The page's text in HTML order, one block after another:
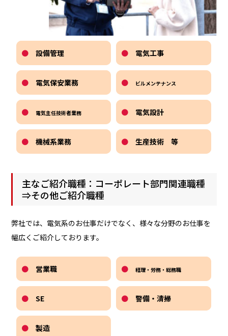
●設備管理 ● 電気工事
● 電気保安業務 ● ビルメンテナンス
● 電気主任技術者業務 ● 電気設計
●機械系業務 ●生産技術 等
主なご紹介職種：コーポレート部門関連職種
⇒その他ご紹介職種
弊社では、電気系のお仕事だけでなく、様々な分野のお仕事を
幅広くご紹介しております。
● 営業職 ●経理・労務・総務職
●SE ●警備・清掃
●製造